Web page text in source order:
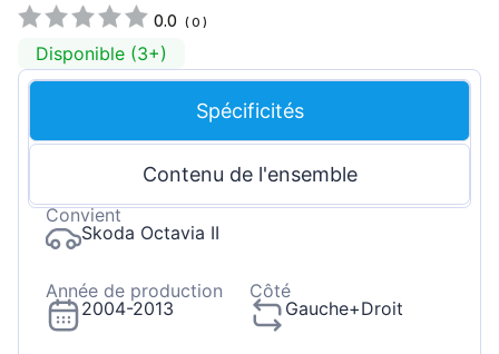
0.0 (0 )
Disponible (3+)
Spécificités
Contenu de l'ensemble
Convient
Skoda Octavia II
Année de production
2004-2013
Côté
Gauche+Droit